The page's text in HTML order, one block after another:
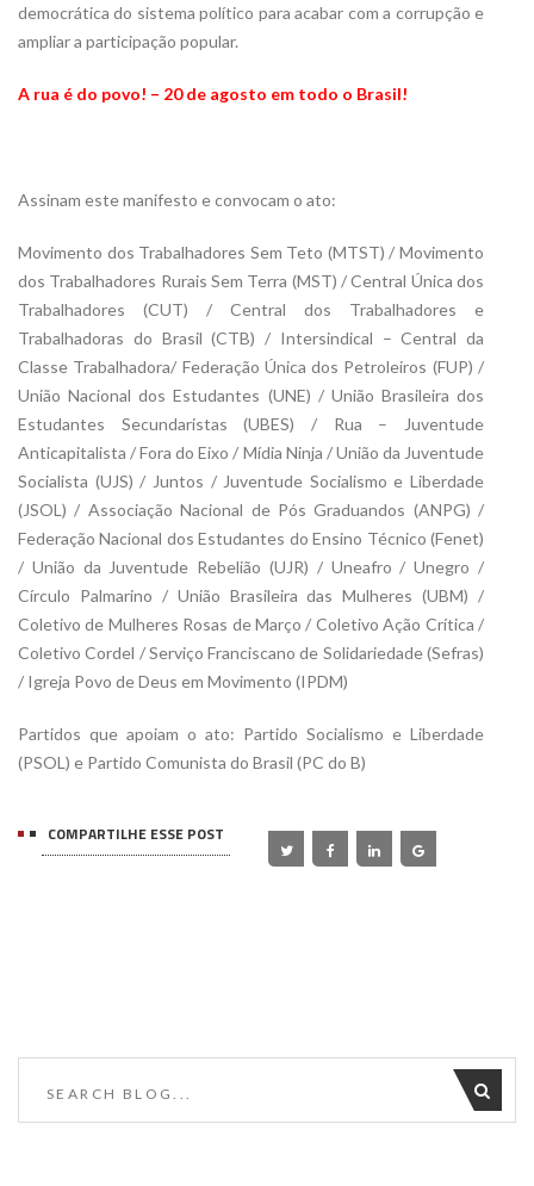
democrática do sistema político para acabar com a corrupção e
ampliar a participação popular.
A rua é do povo! – 20 de agosto em todo o Brasil!
Assinam este manifesto e convocam o ato:
Movimento dos Trabalhadores Sem Teto (MTST) / Movimento
dos Trabalhadores Rurais Sem Terra (MST) / Central Única dos
Trabalhadores (CUT) / Central dos Trabalhadores e
Trabalhadoras do Brasil (CTB) / Intersindical – Central da
Classe Trabalhadora/ Federação Única dos Petroleiros (FUP) /
União Nacional dos Estudantes (UNE) / União Brasileira dos
Estudantes Secundaristas (UBES) / Rua – Juventude
Anticapitalista / Fora do Eixo / Mídia Ninja / União da Juventude
Socialista (UJS) / Juntos / Juventude Socialismo e Liberdade
(JSOL) / Associação Nacional de Pós Graduandos (ANPG) /
Federação Nacional dos Estudantes do Ensino Técnico (Fenet)
/ União da Juventude Rebelião (UJR) / Uneafro / Unegro /
Círculo Palmarino / União Brasileira das Mulheres (UBM) /
Coletivo de Mulheres Rosas de Março / Coletivo Ação Crítica /
Coletivo Cordel / Serviço Franciscano de Solidariedade (Sefras)
/ Igreja Povo de Deus em Movimento (IPDM)
Partidos que apoiam o ato: Partido Socialismo e Liberdade
(PSOL) e Partido Comunista do Brasil (PC do B)
COMPARTILHE ESSE POST